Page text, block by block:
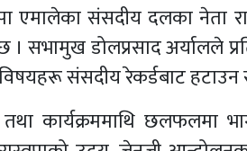
एमालेका संसदीय दलका नेता
। सभामुख डोलप्रसाद अर्यालले
संसदीय रेकर्डबाट
कार्यक्रममाथि छलफलमा